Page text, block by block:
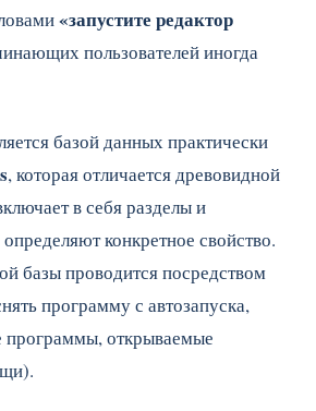
«запустите редактор
пользователей иногда
базой данных практически
, которая отличается древовидной
в себя разделы и
конкретное свойство.
базы проводится посредством
программу с автозапуска,
программы, открываемые